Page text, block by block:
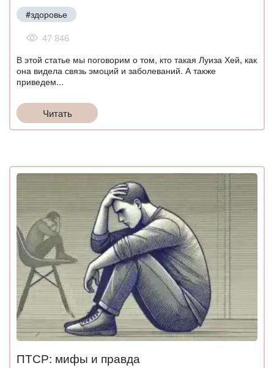
#здоровье
47 846
В этой статье мы поговорим о том, кто такая Луиза Хей, как
она видела связь эмоций и заболеваний. А также
приведем...
Читать
ПТСР: мифы и правда